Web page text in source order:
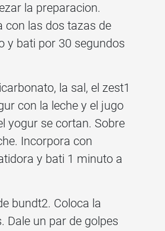
la preparacion.
con las dos tazas de
y bati por 30 segundos
la sal, el zest1
con la leche y el jugo
yogur se cortan. Sobre
Incorpora con
y bati 1 minuto a
bundt2. Coloca la
Dale un par de golpes